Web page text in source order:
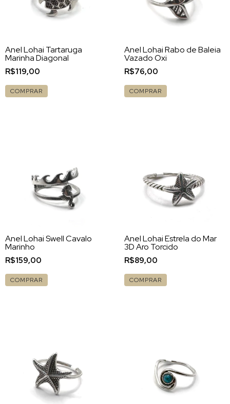
Anel Lohai Tartaruga
Marinha Diagonal
R$119,00
COMPRAR
Anel Lohai Rabo de Baleia
Vazado Oxi
R$76,00
COMPRAR
Anel Lohai Swell Cavalo
Marinho
R$159,00
COMPRAR
Anel Lohai Estrela do Mar
3D Aro Torcido
R$89,00
COMPRAR